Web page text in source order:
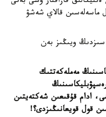
ماسەلەسىن قالاي شەشۋ
ويىڭىز بەن
مەملەكەتتىك
ادام قۇقىعىن شەكتەيتىن
قول قويعانىڭىزدى؟!